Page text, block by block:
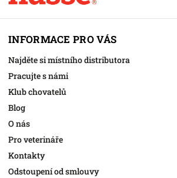
INFORMACE PRO VÁS
Najděte si místního distributora
Pracujte s námi
Klub chovatelů
Blog
O nás
Pro veterináře
Kontakty
Odstoupení od smlouvy